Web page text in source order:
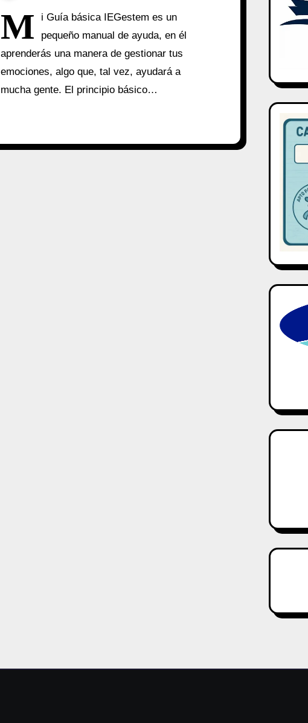
M
i Guía básica IEGestem es un
pequeño manual de ayuda, en él
aprenderás una manera de gestionar tus
emociones, algo que, tal vez, ayudará a
mucha gente. El principio básico…